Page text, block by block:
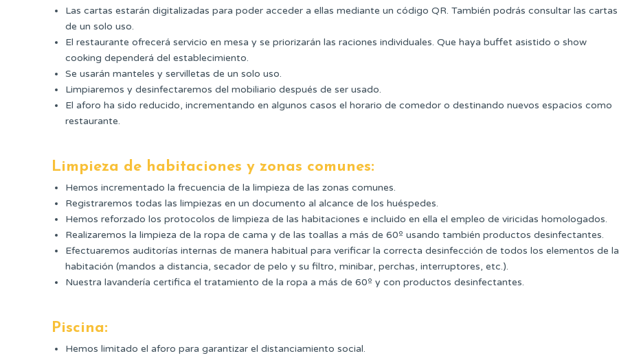
Las cartas estarán digitalizadas para poder acceder a ellas mediante un código QR. También podrás consultar las cartas
de un solo uso.
El restaurante ofrecerá servicio en mesa y se priorizarán las raciones individuales. Que haya buffet asistido o show
cooking dependerá del establecimiento.
Se usarán manteles y servilletas de un solo uso.
Limpiaremos y desinfectaremos del mobiliario después de ser usado.
El aforo ha sido reducido, incrementando en algunos casos el horario de comedor o destinando nuevos espacios como
restaurante.
Limpieza de habitaciones y zonas comunes:
Hemos incrementado la frecuencia de la limpieza de las zonas comunes.
Registraremos todas las limpiezas en un documento al alcance de los huéspedes.
Hemos reforzado los protocolos de limpieza de las habitaciones e incluido en ella el empleo de viricidas homologados.
Realizaremos la limpieza de la ropa de cama y de las toallas a más de 60º usando también productos desinfectantes.
Efectuaremos auditorías internas de manera habitual para verificar la correcta desinfección de todos los elementos de la
habitación (mandos a distancia, secador de pelo y su filtro, minibar, perchas, interruptores, etc.).
Nuestra lavandería certifica el tratamiento de la ropa a más de 60º y con productos desinfectantes.
Piscina:
Hemos limitado el aforo para garantizar el distanciamiento social.